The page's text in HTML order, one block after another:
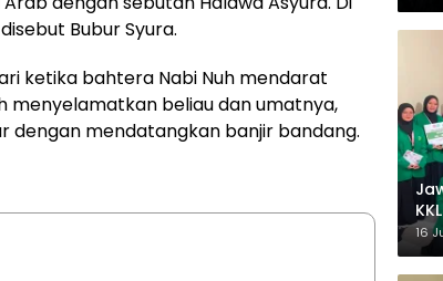
Bubur Syura.
ketika bahtera Nabi Nuh mendarat
menyelamatkan beliau dan umatnya,
dengan mendatangkan banjir bandang.
16